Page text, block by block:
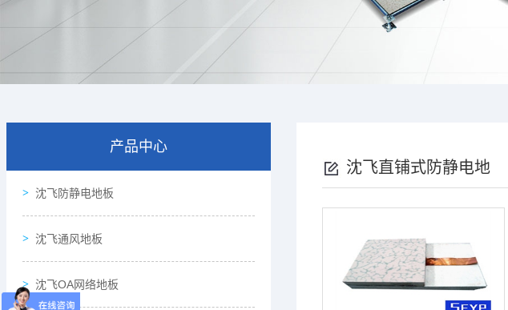
产品中心
沈飞防静电地板
沈飞通风地板
沈飞OA网络地板
沈飞直铺式防静电地
砖